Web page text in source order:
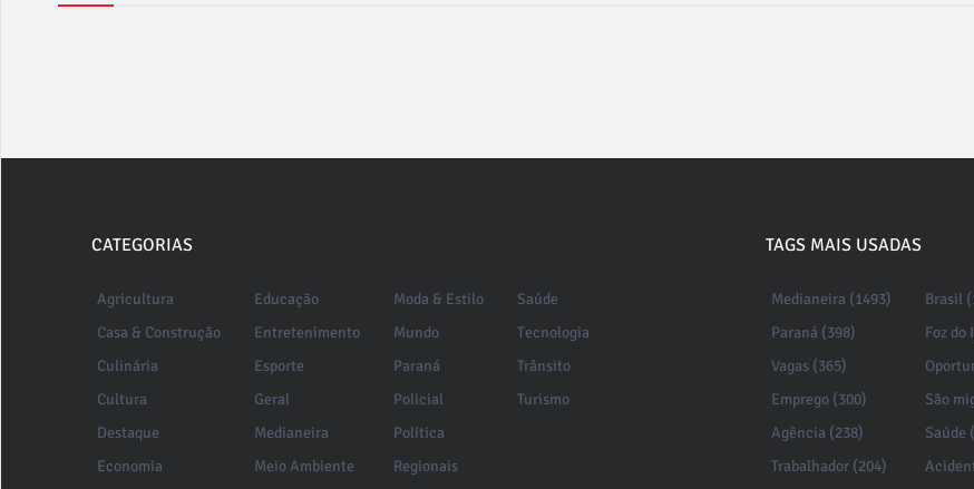
CATEGORIAS
Agricultura
Casa & Construção
Culinária
Cultura
Destaque
Economia
Educação
Entretenimento
Esporte
Geral
Medianeira
Meio Ambiente
Moda & Estilo
Mundo
Paraná
Policial
Política
Regionais
Saúde
Tecnologia
Trânsito
Turismo
TAGS MAIS USADAS
Medianeira (1493)
Paraná (398)
Vagas (365)
Emprego (300)
Agência (238)
Trabalhador (204)
Brasil
Foz do
São
Saúde